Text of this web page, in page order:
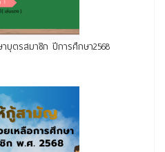
บุตรสมาชิก ปีการศึกษา2568